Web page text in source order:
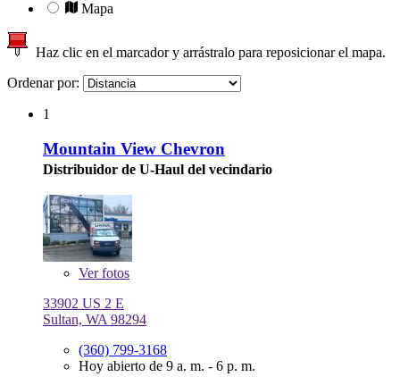
Mapa
Haz clic en el marcador y arrástralo para reposicionar el mapa.
Ordenar por:
1
Mountain View Chevron
Distribuidor de U-Haul del vecindario
Verfotos
33902 US 2 E
Sultan, WA 98294
(360) 799-3168
Hoy abierto de 9 a. m. - 6 p. m.